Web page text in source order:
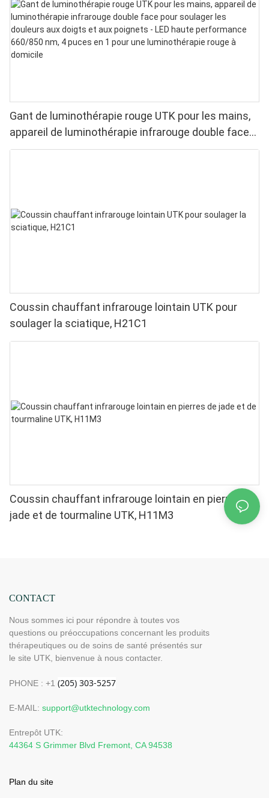
Gant de luminothérapie rouge UTK pour les mains,
appareil de luminothérapie infrarouge double face
pour soulager les douleurs aux doigts et aux
Coussin chauffant infrarouge lointain UTK pour
soulager la sciatique, H21C1
Coussin chauffant infrarouge lointain en pierres de
jade et de tourmaline UTK, H11M3
CONTACT
Nous sommes ici pour répondre à toutes vos
questions ou préoccupations concernant les produits
thérapeutiques ou de soins de santé présentés sur
le site UTK, bienvenue à nous contacter.
PHONE : +1
E-MAIL: support@utktechnology.com
Entrepôt UTK:
44364 S Grimmer Blvd Fremont, CA 94538
Plan du site